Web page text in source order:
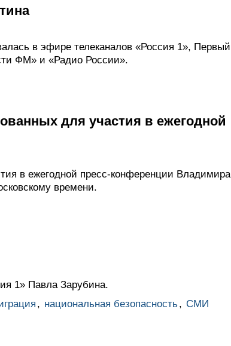
в эфире телеканалов «Россия 1», Первый
ФМ» и «Радио России».
для участия в ежегодной
в ежегодной пресс-конференции Владимира
времени.
1» Павла Зарубина.
, национальная безопасность, СМИ